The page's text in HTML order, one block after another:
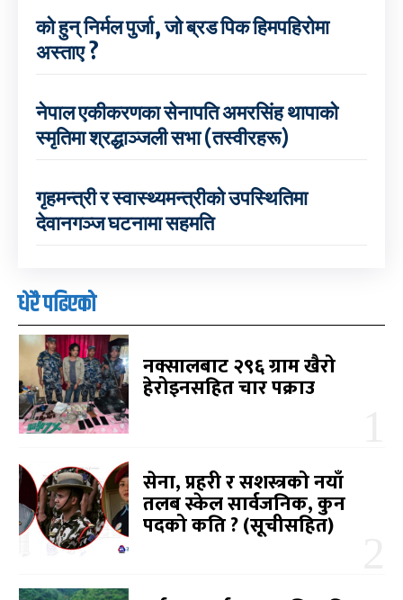
को हुन् निर्मल पुर्जा, जो ब्रड पिक हिमपहिरोमा
अस्ताए ?
नेपाल एकीकरणका सेनापति अमरसिंह थापाको
स्मृतिमा श्रद्धाञ्जली सभा (तस्वीरहरू)
गृहमन्त्री र स्वास्थ्यमन्त्रीको उपस्थितिमा
देवानगञ्ज घटनामा सहमति
धेरै पढिएको
नक्सालबाट २९६ ग्राम खैरो
हेरोइनसहित चार पक्राउ
सेना, प्रहरी र सशस्त्रको नयाँ
तलब स्केल सार्वजनिक, कुन
पदको कति ? (सूचीसहित)